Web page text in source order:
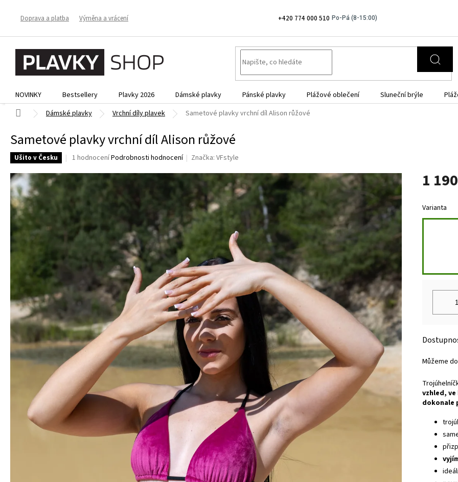
+420 774 000 510
Doprava a platba Výměna a vrácení
NOVINKY Bestsellery Plavky 2026 Dámské plavky Pánské plavky Plážové oblečení Sluneční brýle
Domů
Dámské plavky Vrchní díly plavek Sametové plavky vrchní díl Alison růžové
Sametové plavky vrchní díl Alison růžové
Ušito v Česku
Průměrné
produktu
5,0
5
hvězdiček.
1 hodnoceníPodrobnosti hodnocení Značka:VFstyle
1
cena:
Můžeme
Varianta
vzhled,
dokonale